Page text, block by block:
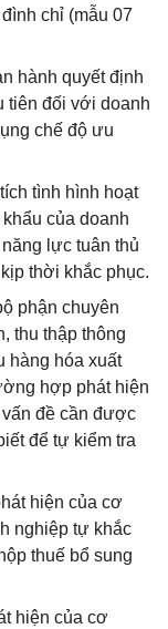
chỉ (mẫu 07
hành quyết định
tiên đối với doanh
chế độ ưu
tình hình hoạt
của doanh
lực tuân thủ
thời khắc phục.
phận chuyên
thu thập thông
hàng hóa xuất
hợp phát hiện
đề cần được
để tự kiểm tra
hiện của cơ
nghiệp tự khắc
thuế bổ sung
hiện của cơ